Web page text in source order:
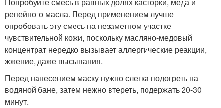
Попробуйте смесь в равных долях касторки, меда и
репейного масла. Перед применением лучше
опробовать эту смесь на незаметном участке
чувствительной кожи, поскольку масляно-медовый
концентрат нередко вызывает аллергические реакции,
жжение, даже высыпания.
Перед нанесением маску нужно слегка подогреть на
водяной бане, затем нежно втереть, подержать 20-30
минут.